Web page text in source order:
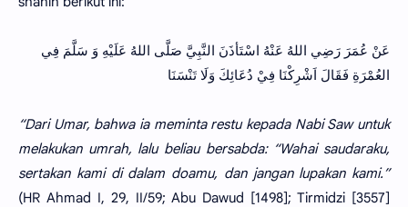
عَنْ عُمَرَ رَضِي اللهُ عَنْهُ اسْتَأذَنَ النَّبِيَّ صَلَّى اللهُ عَلَيْهِ وَ سَلَّمَ فِي
العُمْرَةِ فَقَالَ اَشْرِكْنَا فِيْ دُعَائِكَ وَلَا تَنْسَنَا
“Dari Umar, bahwa ia meminta restu kepada Nabi Saw untuk
melakukan umrah, lalu beliau bersabda: “Wahai saudaraku,
sertakan kami di dalam doamu, dan jangan lupakan kami.”
(HR Ahmad I, 29, II/59; Abu Dawud [1498]; Tirmidzi [3557]